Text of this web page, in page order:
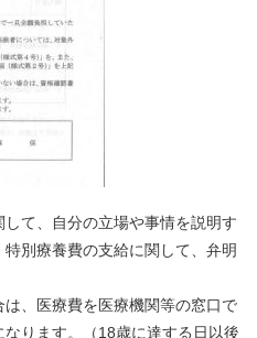
て、自分の立場や事情を説明す
別療養費の支給に関して、弁明
、医療費を医療機関等の窓口で
ります。（18歳に達する日以後